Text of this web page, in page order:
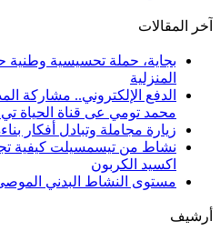
آخر المقالات
بجاية، حملة تحسيسية
المنزلية
الدفع الإلكتروني.. مشاركة
محمد تومي عى قناة الحياة
زيارة مجاملة وتبادل أفكار
نشاط من تيسمسيلت كيفية
اكسيد الكربون
مستوى النشاط البدني
أرشيف